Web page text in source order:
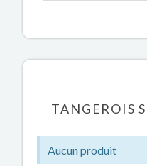
TANGEROIS
Aucun produit